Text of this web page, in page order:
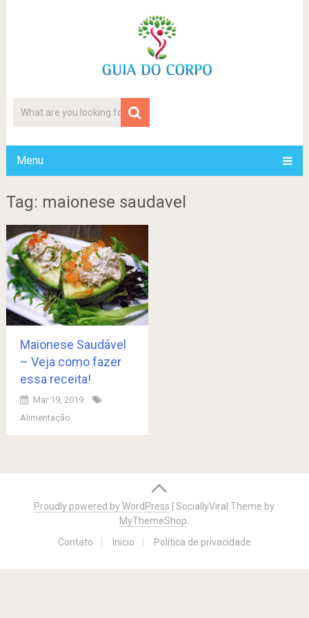
Menu
Tag: maionese saudavel
Maionese Saudável
– Veja como fazer
essa receita!
Mar 19, 2019
Alimentação
navigation
Proudly powered by WordPress |SociallyViral Theme by
MyThemeShop.
Contato
Inicio Política de privacidade